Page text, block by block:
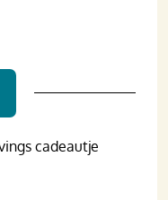
cadeautje